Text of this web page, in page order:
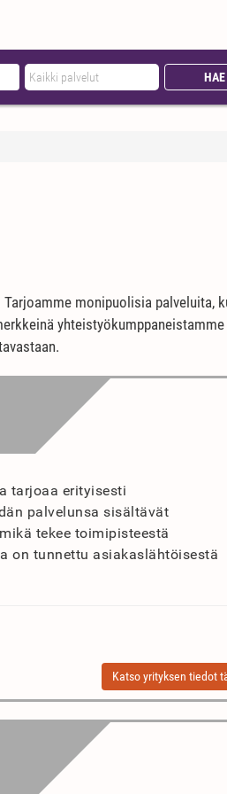
monipuolisia palveluita,
tarjoaa erityisesti
palvelunsa sisältävät
tekee toimipisteestä
on tunnettu asiakaslähtöisestä
Katso yrityksen tiedot